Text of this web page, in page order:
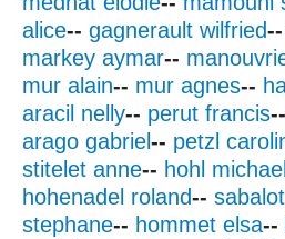
alice-- gagnerault wilfried--
markey aymar--
mur alain-- mur agnes--
aracil nelly-- perut francis--
arago gabriel-- petzl
stitelet anne-- hohl michael
hohenadel roland--
stephane-- hommet elsa--